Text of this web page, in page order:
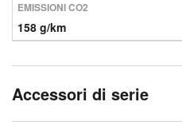
EMISSIONI CO2
158 g/km
Accessori di serie